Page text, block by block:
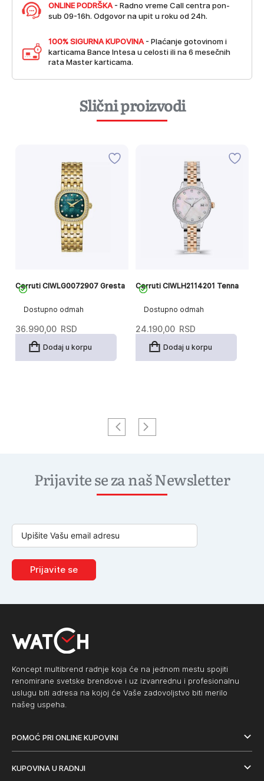
ONLINE PODRŠKA - Radno vreme Call centra pon-
sub 09-16h. Odgovor na upit u roku od 24h.
100% SIGURNA KUPOVINA - Plaćanje gotovinom i
karticama Bance Intesa u celosti ili na 6 mesečnih
rata Master karticama.
Slični proizvodi
Dostupno odmah
Cerruti CIWLG0072907 Gresta
36.990,00 RSD
Dodaj u korpu
Dostupno odmah
Cerruti CIWLH2114201 Tenna
24.190,00 RSD
Dodaj u korpu
Prijavite se za naš Newsletter
Prijavite se
Koncept multibrend radnje koja će na jednom mestu spojiti
renomirane svetske brendove i uz izvanrednu i profesionalnu
uslugu biti adresa na kojoj će Vaše zadovoljstvo biti merilo
našeg uspeha.
POMOĆ PRI ONLINE KUPOVINI
KUPOVINA U RADNJI